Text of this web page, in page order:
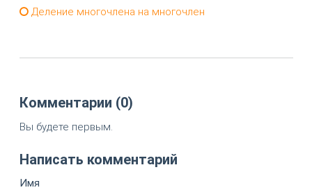
Деление многочлена на многочлен
Комментарии (0)
Вы будете первым.
Написать комментарий
Имя